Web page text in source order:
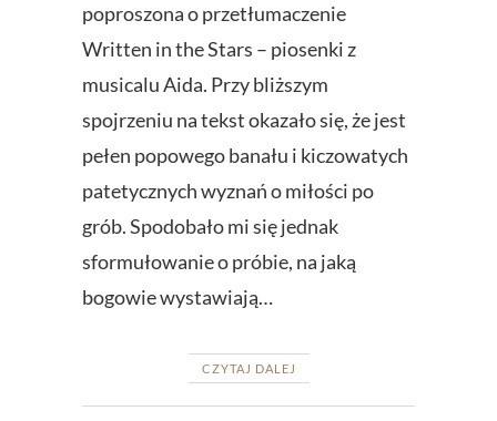
poproszona o przetłumaczenie
Written in the Stars – piosenki z
musicalu Aida. Przy bliższym
spojrzeniu na tekst okazało się, że jest
pełen popowego banału i kiczowatych
patetycznych wyznań o miłości po
grób. Spodobało mi się jednak
sformułowanie o próbie, na jaką
bogowie wystawiają…
CZYTAJ DALEJ